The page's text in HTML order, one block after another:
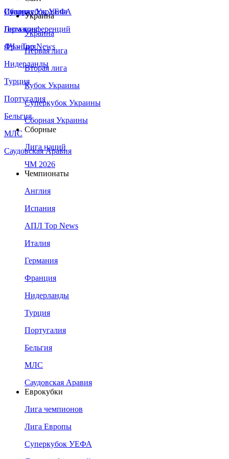
Сборная Украины
Италия
Германия
Франция
Нидерланды
Турция
Португалия
Бельгия
МЛС
Саудовская Аравия
Суперкубок УЕФА
Лига конференций
ЛЧ - Top News
Украина
Украина
Первая лига
Вторая лига
Кубок Украины
Суперкубок Украины
Сборная Украины
Сборные
Лига наций
ЧМ 2026
Чемпионаты
Англия
Испания
АПЛ Top News
Италия
Германия
Франция
Нидерланды
Турция
Португалия
Бельгия
МЛС
Саудовская Аравия
Еврокубки
Лига чемпионов
Лига Европы
Суперкубок УЕФА